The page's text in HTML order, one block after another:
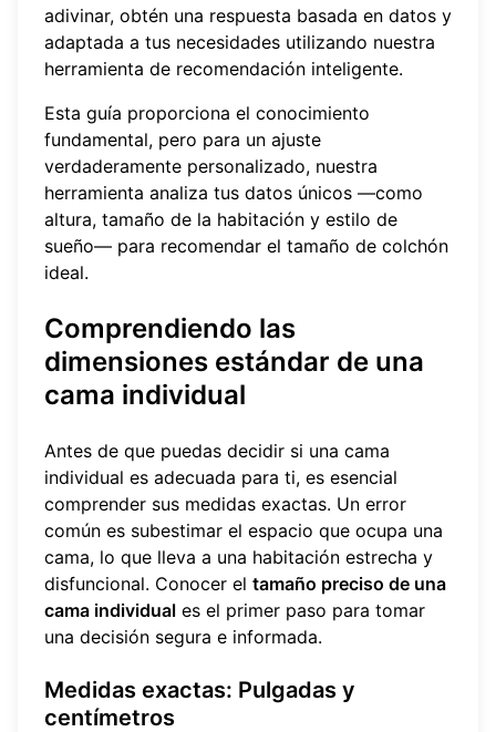
adivinar, obtén una respuesta basada en datos y
adaptada a tus necesidades utilizando nuestra
herramienta de recomendación inteligente.
Esta guía proporciona el conocimiento
fundamental, pero para un ajuste
verdaderamente personalizado, nuestra
herramienta analiza tus datos únicos —como
altura, tamaño de la habitación y estilo de
sueño— para recomendar el tamaño de colchón
ideal.
Comprendiendo las
dimensiones estándar de una
cama individual
Antes de que puedas decidir si una cama
individual es adecuada para ti, es esencial
comprender sus medidas exactas. Un error
común es subestimar el espacio que ocupa una
cama, lo que lleva a una habitación estrecha y
disfuncional. Conocer el tamaño preciso de una
cama individual es el primer paso para tomar
una decisión segura e informada.
Medidas exactas: Pulgadas y
centímetros